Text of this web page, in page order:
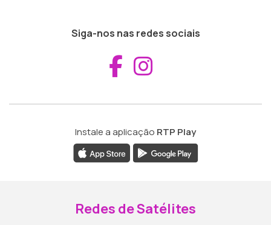
Siga-nos nas redes sociais
Aceder ao
Instale a aplicação RTP Play
Redes de Satélites